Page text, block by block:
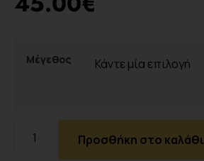
Μέγεθος
Προσθήκη στο καλάθι